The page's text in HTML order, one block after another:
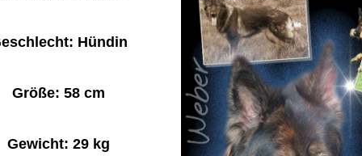
Hündin
Größe: 58 cm
Gewicht: 29 kg